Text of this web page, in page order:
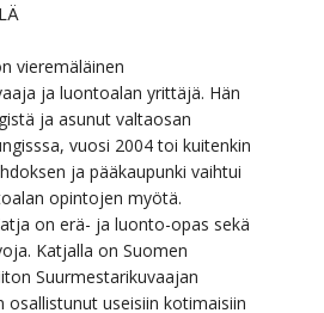
vieremäläinen
ja luontoalan yrittäjä. Hän
ja asunut valtaosan
vuosi 2004 toi kuitenkin
ja pääkaupunki vaihtui
opintojen myötä.
on erä- ja luonto-opas sekä
Katjalla on Suomen
Suurmestarikuvaajan
osallistunut useisiin kotimaisiin